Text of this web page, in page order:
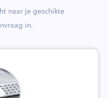
naar je geschikte
in.